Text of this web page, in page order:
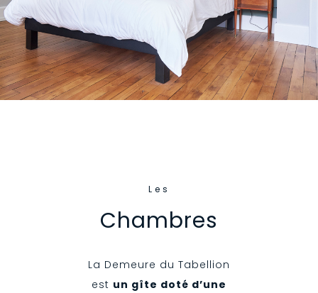
Les
Chambres
La Demeure du Tabellion
est un gîte doté d’une